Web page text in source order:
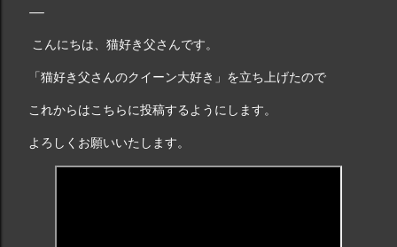
魔法の瞬間です。長年のファンでも、クイーンの素晴らしさ
界的アイコンとしてのクイーンの遺産を定義する曲が紹介さ
れています。 クイーンの歴代ベストソング 10 音楽の歴史に
わずかです。ロック、オペラ、ファンク、ポップスを融合さ
クイーンの音楽は、世代を超えて受け継がれ、史上最も象徴
こんにちは、猫好き父さんです。
「猫好き父さんのクイーン大好き」を立ち上げたので
これからはこちらに投稿するようにします。
よろしくお願いいたします。